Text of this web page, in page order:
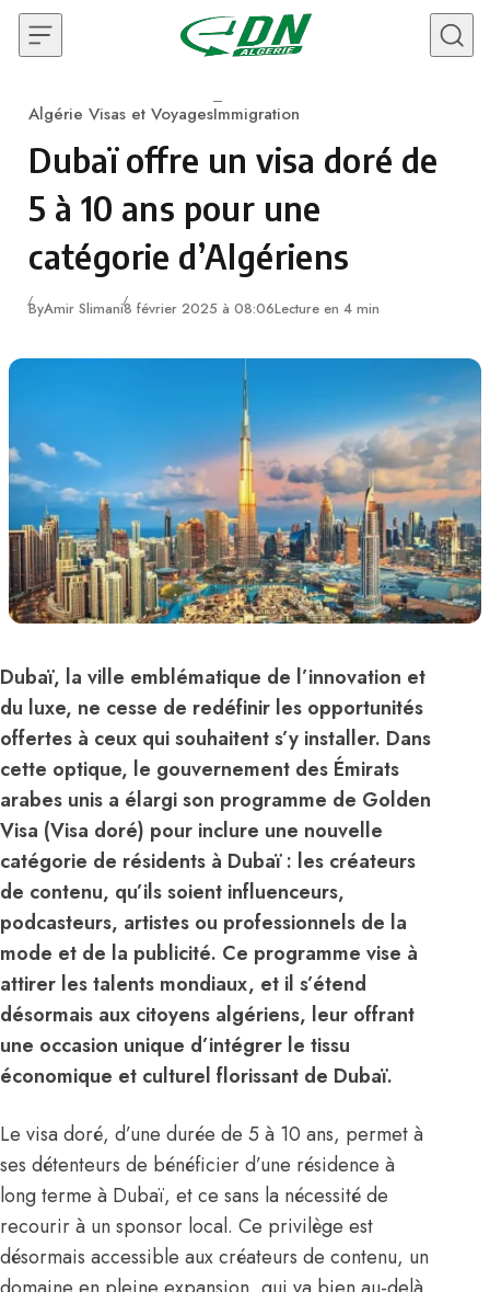
Skip to content
Category
Algérie Visas et VoyagesImmigration
Dubaï offre un visa doré de
5 à 10 ans pour une
catégorie d’Algériens
ByAmir Slimani8 février 2025 à 08:06Lecture en 4 min
Dubaï, la ville emblématique de l’innovation et
du luxe, ne cesse de redéfinir les opportunités
offertes à ceux qui souhaitent s’y installer. Dans
cette optique, le gouvernement des Émirats
arabes unis a élargi son programme de Golden
Visa (Visa doré) pour inclure une nouvelle
catégorie de résidents à Dubaï : les créateurs
de contenu, qu’ils soient influenceurs,
podcasteurs, artistes ou professionnels de la
mode et de la publicité. Ce programme vise à
attirer les talents mondiaux, et il s’étend
désormais aux citoyens algériens, leur offrant
une occasion unique d’intégrer le tissu
économique et culturel florissant de Dubaï.
Le visa doré, d’une durée de 5 à 10 ans, permet à
ses détenteurs de bénéficier d’une résidence à
long terme à Dubaï, et ce sans la nécessité de
recourir à un sponsor local. Ce privilège est
désormais accessible aux créateurs de contenu, un